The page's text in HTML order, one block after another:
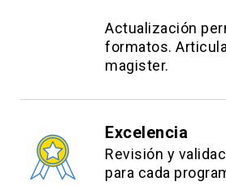
Actualización
formatos.
magister.
Excelencia
Revisión y
para cada